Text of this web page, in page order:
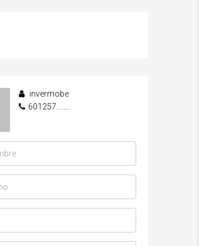
invermobe
601257........